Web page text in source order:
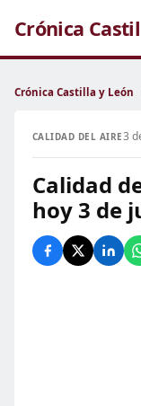
Crónica
Crónica Castilla y León
CALIDAD DEL AIRE3
Calidad
hoy 3 de